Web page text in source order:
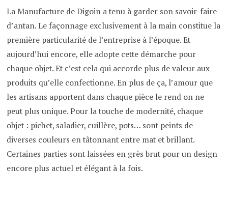
La Manufacture de Digoin a tenu à garder son savoir-faire
d’antan. Le façonnage exclusivement à la main constitue la
première particularité de l’entreprise à l’époque. Et
aujourd’hui encore, elle adopte cette démarche pour
chaque objet. Et c’est cela qui accorde plus de valeur aux
produits qu’elle confectionne. En plus de ça, l’amour que
les artisans apportent dans chaque pièce le rend on ne
peut plus unique. Pour la touche de modernité, chaque
objet : pichet, saladier, cuillère, pots… sont peints de
diverses couleurs en tâtonnant entre mat et brillant.
Certaines parties sont laissées en grès brut pour un design
encore plus actuel et élégant à la fois.